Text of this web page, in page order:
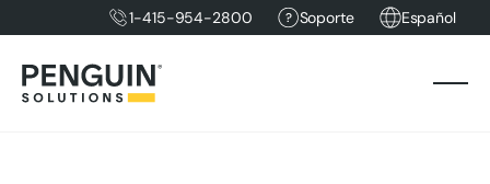
1-415-954-2800 Soporte Español